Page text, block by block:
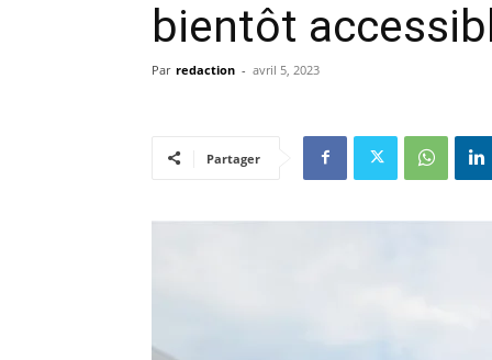
bientôt
Par redaction - avril 5, 2023
Partager